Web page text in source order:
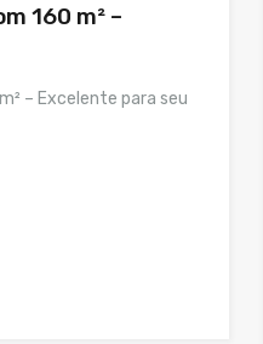
160 m² –
– Excelente para seu